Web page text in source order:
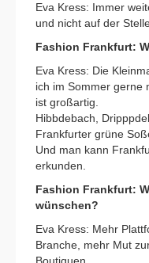
Eva Kress: Immer
und nicht auf der
Fashion Frankfurt:
Eva Kress: Die
ich im Sommer gerne
ist großartig.
Hibbdebach,
Frankfurter grüne
Und man kann
erkunden.
Fashion Frankfurt:
wünschen?
Eva Kress: Mehr
Branche, mehr Mut